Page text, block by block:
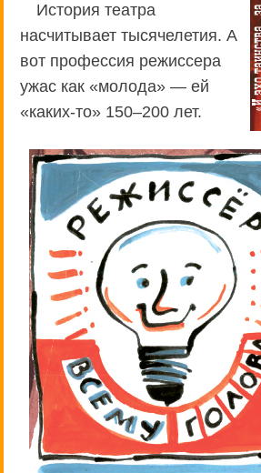
История театра
насчитывает тысячелетия. А
вот профессия режиссера
ужас как «молода» — ей
«каких-то» 150–200 лет.